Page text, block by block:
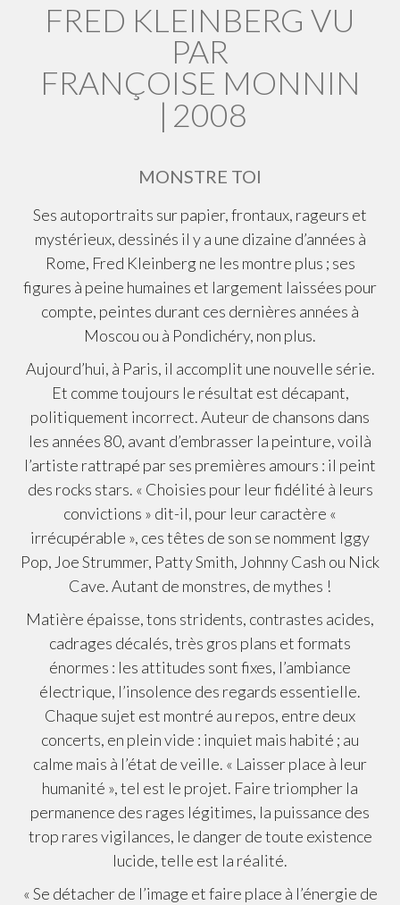
FRED KLEINBERG VU
PAR
FRANÇOISE MONNIN
| 2008
MONSTRE TOI
Ses autoportraits sur papier, frontaux, rageurs et
mystérieux, dessinés il y a une dizaine d’années à
Rome, Fred Kleinberg ne les montre plus ; ses
figures à peine humaines et largement laissées pour
compte, peintes durant ces dernières années à
Moscou ou à Pondichéry, non plus.
Aujourd’hui, à Paris, il accomplit une nouvelle série.
Et comme toujours le résultat est décapant,
politiquement incorrect. Auteur de chansons dans
les années 80, avant d’embrasser la peinture, voilà
l’artiste rattrapé par ses premières amours : il peint
des rocks stars. « Choisies pour leur fidélité à leurs
convictions » dit-il, pour leur caractère «
irrécupérable », ces têtes de son se nomment Iggy
Pop, Joe Strummer, Patty Smith, Johnny Cash ou Nick
Cave. Autant de monstres, de mythes !
Matière épaisse, tons stridents, contrastes acides,
cadrages décalés, très gros plans et formats
énormes : les attitudes sont fixes, l’ambiance
électrique, l’insolence des regards essentielle.
Chaque sujet est montré au repos, entre deux
concerts, en plein vide : inquiet mais habité ; au
calme mais à l’état de veille. « Laisser place à leur
humanité », tel est le projet. Faire triompher la
permanence des rages légitimes, la puissance des
trop rares vigilances, le danger de toute existence
lucide, telle est la réalité.
« Se détacher de l’image et faire place à l’énergie de